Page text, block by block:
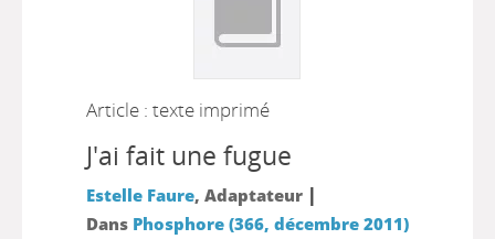
Article : texte imprimé
J'ai fait une fugue
Estelle Faure, Adaptateur |
Dans Phosphore (366, décembre 2011)